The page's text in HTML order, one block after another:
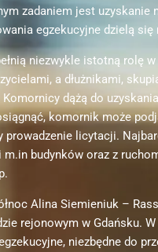
zadaniem jest uzyskanie
egzekucyjne dzielą się
niezwykle istotną rolę
a dłużnikami,
dążą do
komornik może
prowadzenie licytacji.
budynków oraz z
Alina Siemieniuk –
rejonowym w Gdańsku.
niezbędne do